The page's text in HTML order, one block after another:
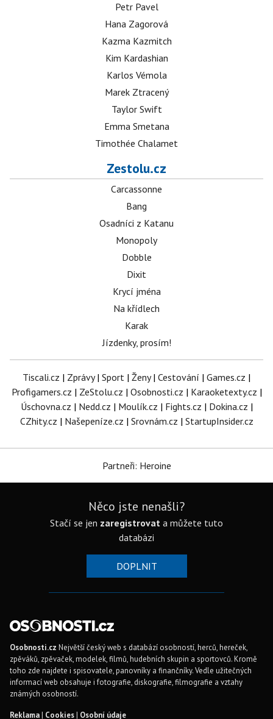
Petr Pavel
Hana Zagorová
Kazma Kazmitch
Kim Kardashian
Karlos Vémola
Marek Ztracený
Taylor Swift
Emma Smetana
Timothée Chalamet
Zestolu.cz
Carcassonne
Bang
Osadníci z Katanu
Monopoly
Dobble
Dixit
Krycí jména
Na křídlech
Karak
Jízdenky, prosím!
Tiscali.cz | Zprávy| Sport | Ženy| Cestování | Games.cz |
Profigamers.cz | ZeStolu.cz | Osobnosti.cz | Karaoketexty.cz |
Úschovna.cz | Nedd.cz | Moulík.cz | Fights.cz | Dokina.cz |
CZhity.cz | Našepeníze.cz | Srovnám.cz | StartupInsider.cz
Partneři: Heroine
Něco jste nenašli?
Stačí se jen zaregistrovat a můžete tuto
databázi
DOPLNIT
Osobnosti.cz Největší český web s databází osobností, herců, hereček,
zpěváků, zpěvaček, modelek, filmů, hudebních skupin a sportovců. Kromě
toho zde najdete i spisovatele, panovníky a finančníky. Vedle užitečných
informací web obsahuje i fotografie, diskografie, filmografie a vztahy
známých osobností.
Reklama| Cookies| Osobní údaje